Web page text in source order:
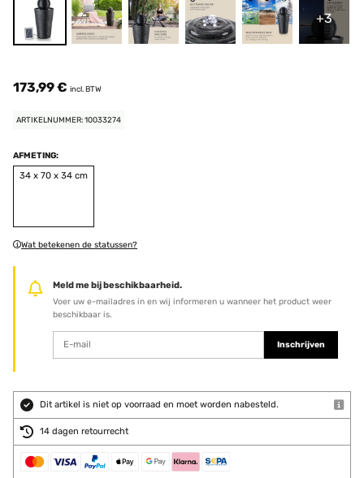
+3
173,99 € incl. BTW
ARTIKELNUMMER: 10033274
AFMETING:
34 x 70 x 34 cm
Wat betekenen de statussen?
Meld me bij beschikbaarheid.
Voer uw e-mailadres in en wij informeren u wanneer het product weer
beschikbaar is.
Inschrijven
Dit artikel is niet op voorraad en moet worden nabesteld.
14 dagen retourrecht